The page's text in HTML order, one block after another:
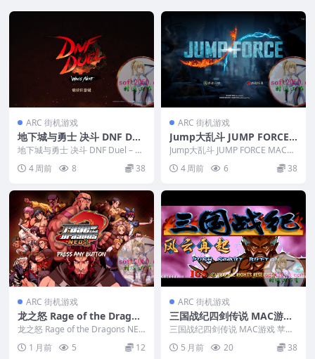
ARC 街机游戏
地下城与勇士 决斗 DNF Due
l – Who’s Next MAC游戏 苹
果电脑游戏 适配苹果OS系统
macOS
地下城与勇士 决斗 DNF Duel – W
4 周前 8 38
ARC 街机游戏
Jump大乱斗 JUMP FORCE
MAC游戏 苹果电脑游戏 适配
苹果OS系统macOS
Jump大乱斗 JUMP FORCE MAC游
戏 苹果电脑游戏 适配苹果OS系
统...4 周前 6 38
ARC 街机游戏
龙之怒 Rage of the Dragon
s NEO WIN游戏 PC电脑游戏
适配系统WINDOWS
龙之怒 Rage of the Dragons NEO
1 月前 5 12
ARC 街机游戏
三国战纪四剑传说 MAC游戏
苹果电脑游戏 适配苹果OS系
统macOS
三国战纪四剑传说 MAC游戏 苹果
电脑游戏 适配苹果OS系统macOS
&nbs...5 月前 20 38